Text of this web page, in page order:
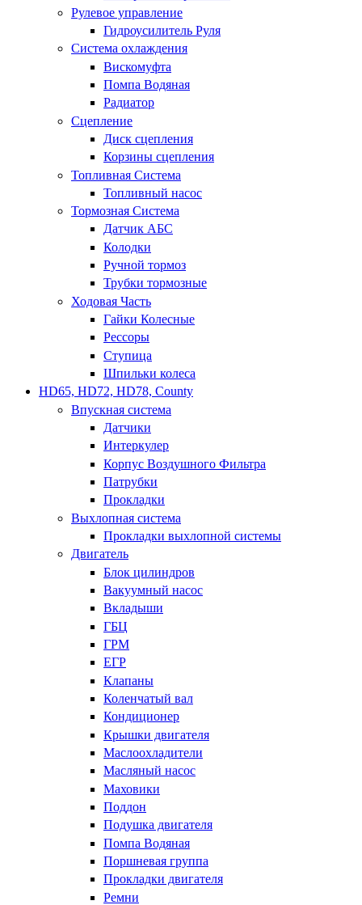
Рулевое управление
Гидроусилитель Руля
Система охлаждения
Вискомуфта
Помпа Водяная
Радиатор
Сцепление
Диск сцепления
Корзины сцепления
Топливная Система
Топливный насос
Тормозная Система
Датчик АБС
Колодки
Ручной тормоз
Трубки тормозные
Ходовая Часть
Гайки Колесные
Рессоры
Ступица
Шпильки колеса
HD65, HD72, HD78, County
Впускная система
Датчики
Интеркулер
Корпус Воздушного Фильтра
Патрубки
Прокладки
Выхлопная система
Прокладки выхлопной системы
Двигатель
Блок цилиндров
Вакуумный насос
Вкладыши
ГБЦ
ГРМ
ЕГР
Клапаны
Коленчатый вал
Кондиционер
Крышки двигателя
Маслоохладители
Масляный насос
Маховики
Поддон
Подушка двигателя
Помпа Водяная
Поршневая группа
Прокладки двигателя
Ремни